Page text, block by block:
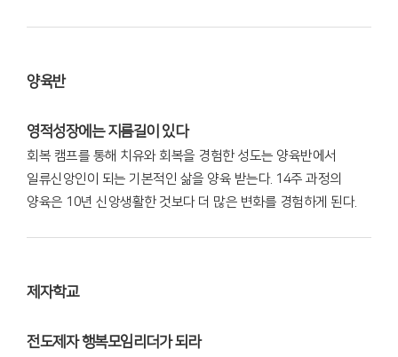
양육반
영적성장에는 지름길이 있다
회복 캠프를 통해 치유와 회복을 경험한 성도는 양육반에서
일류신앙인이 되는 기본적인 삶을 양육 받는다. 14주 과정의
양육은 10년 신앙생활한 것보다 더 많은 변화를 경험하게 된다.
제자학교
전도제자 행복모임리더가 되라